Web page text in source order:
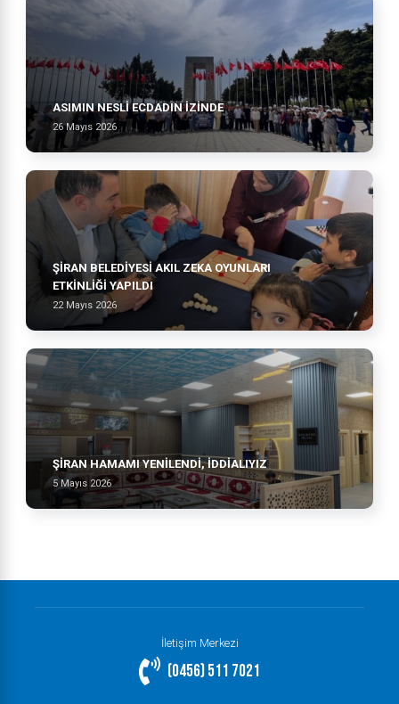
ASIMIN NESLI ECDADIN İZINDE
26 Mayıs 2026
ŞİRAN BELEDİYESİ AKIL ZEKA OYUNLARI
ETKİNLİĞİ YAPILDI
22 Mayıs 2026
ŞİRAN HAMAMI YENİLENDİ, İDDİALIYIZ
5 Mayıs 2026
İletişim Merkezi
(0456) 511 7021